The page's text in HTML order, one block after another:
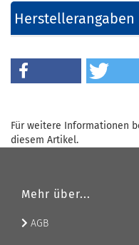
Herstellerangaben
Für weitere Informationen
diesem Artikel.
Mehr über...
AGB